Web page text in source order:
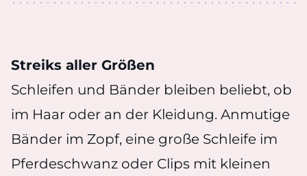
Streiks aller Größen
Schleifen und Bänder bleiben beliebt, ob
im Haar oder an der Kleidung. Anmutige
Bänder im Zopf, eine große Schleife im
Pferdeschwanz oder Clips mit kleinen